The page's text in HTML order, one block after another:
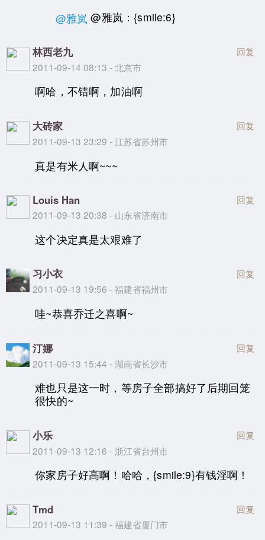
@雅岚 @雅岚：{smile:6}
林西老九
2011-09-14 08:13 - 北京市
回复
啊哈，不错啊，加油啊
大砖家
2011-09-13 23:29 - 江苏省苏州市
回复
真是有米人啊~~~
Louis Han
2011-09-13 20:38 - 山东省济南市
回复
这个决定真是太艰难了
习小衣
2011-09-13 19:56 - 福建省福州市
回复
哇~恭喜乔迁之喜啊~
汀娜
2011-09-13 15:44 - 湖南省长沙市
回复
难也只是这一时，等房子全部搞好了后期回笼
很快的~
小乐
2011-09-13 12:16 - 浙江省台州市
回复
你家房子好高啊！哈哈，{smile:9}有钱淫啊！
Tmd
2011-09-13 11:39 - 福建省厦门市
回复